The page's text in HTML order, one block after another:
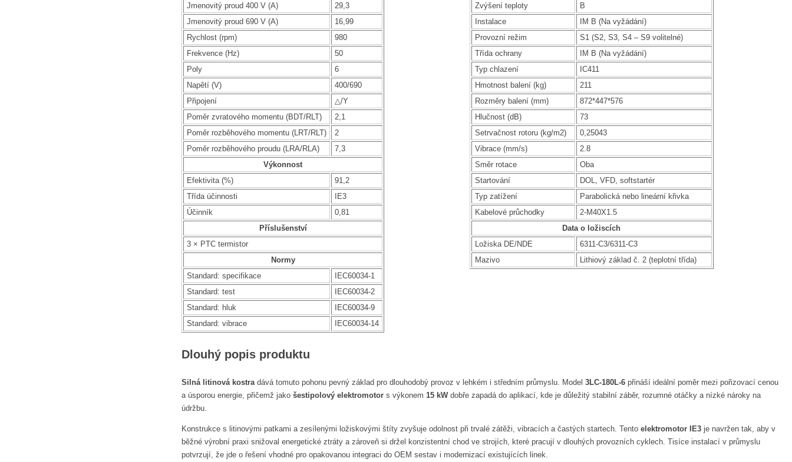
Jmenovitý proud 400 V (A)
29,3
Jmenovitý proud 690 V (A)
16,99
Rychlost (rpm)
980
Frekvence (Hz)
50
Poly
6
Napětí (V)
400/690
Připojení
△/Y
Poměr zvratového momentu (BDT/RLT)
2,1
Poměr rozběhového momentu (LRT/RLT)
2
Poměr rozběhového proudu (LRA/RLA)
7,3
Výkonnost
Efektivita (%)
91,2
Třída účinnosti
IE3
Účinník
0,81
Příslušenství
3 × PTC termistor
Normy
Standard: specifikace
IEC60034-1
Standard: test
IEC60034-2
Standard: hluk
IEC60034-9
Standard: vibrace
IEC60034-14
Zvýšení teploty
B
Instalace
IM B (Na vyžádání)
Provozní režim
S1 (S2, S3, S4 – S9 volitelné)
Třída ochrany
IM B (Na vyžádání)
Typ chlazení
IC411
Hmotnost balení (kg)
211
Rozměry balení (mm)
872*447*576
Hlučnost (dB)
73
Setrvačnost rotoru (kg/m2)
0,25043
Vibrace (mm/s)
2.8
Směr rotace
Oba
Startování
DOL, VFD, softstartér
Typ zatížení
Parabolická nebo lineární křivka
Kabelové průchodky
2-M40X1.5
Data o ložiscích
Ložiska DE/NDE
6311-C3/6311-C3
Mazivo
Lithiový základ č. 2 (teplotní třída)
Dlouhý popis produktu
Silná litinová kostradává tomuto pohonu pevný základ pro dlouhodobý provoz v lehkém i středním průmyslu. Model 3LC-180L-6 přináší ideální poměr mezi pořizovací cenou
a úsporou energie, přičemž jako šestipolový elektromotor s výkonem 15 kWdobře zapadá do aplikací, kde je důležitý stabilní záběr, rozumné otáčky a nízké nároky na
údržbu.
Konstrukce s litinovými patkami a zesílenými ložiskovými štíty zvyšuje odolnost při trvalé zátěži, vibracích a častých startech. Tento elektromotor IE3 je navržen tak, aby v
běžné výrobní praxi snižoval energetické ztráty a zároveň si držel konzistentní chod ve strojích, které pracují v dlouhých provozních cyklech. Tisíce instalací v průmyslu
potvrzují, že jde o řešení vhodné pro opakovanou integraci do OEM sestav i modernizací existujících linek.